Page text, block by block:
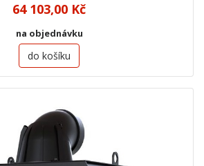
64 103,00 Kč
na objednávku
do košíku